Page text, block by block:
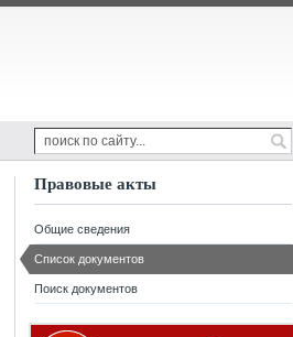
Правовые акты
Общие сведения
Список документов
Поиск документов